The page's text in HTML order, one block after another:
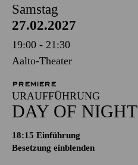
Samstag
27.02.2027
19:00 - 21:30
Aalto-Theater
PREMIERE
URAUFFÜHRUNG
DAY OF NIGHT
18:15 Einführung
Besetzung einblenden